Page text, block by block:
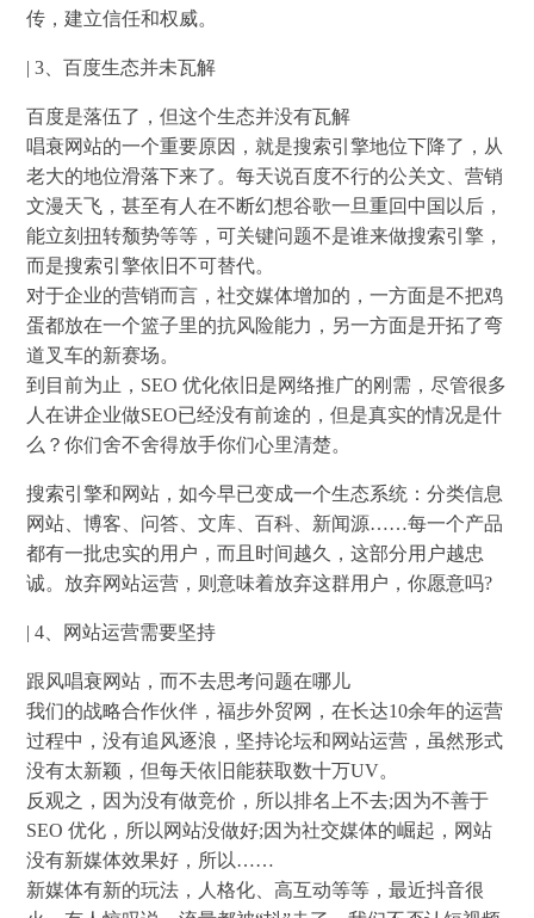
传，建立信任和权威。
| 3、百度生态并未瓦解
百度是落伍了，但这个生态并没有瓦解
唱衰网站的一个重要原因，就是搜索引擎地位下降了，从
老大的地位滑落下来了。每天说百度不行的公关文、营销
文漫天飞，甚至有人在不断幻想谷歌一旦重回中国以后，
能立刻扭转颓势等等，可关键问题不是谁来做搜索引擎，
而是搜索引擎依旧不可替代。
对于企业的营销而言，社交媒体增加的，一方面是不把鸡
蛋都放在一个篮子里的抗风险能力，另一方面是开拓了弯
道叉车的新赛场。
到目前为止，SEO 优化依旧是网络推广的刚需，尽管很多
人在讲企业做SEO已经没有前途的，但是真实的情况是什
么？你们舍不舍得放手你们心里清楚。
搜索引擎和网站，如今早已变成一个生态系统：分类信息
网站、博客、问答、文库、百科、新闻源……每一个产品
都有一批忠实的用户，而且时间越久，这部分用户越忠
诚。放弃网站运营，则意味着放弃这群用户，你愿意吗?
| 4、网站运营需要坚持
跟风唱衰网站，而不去思考问题在哪儿
我们的战略合作伙伴，福步外贸网，在长达10余年的运营
过程中，没有追风逐浪，坚持论坛和网站运营，虽然形式
没有太新颖，但每天依旧能获取数十万UV。
反观之，因为没有做竞价，所以排名上不去;因为不善于
SEO 优化，所以网站没做好;因为社交媒体的崛起，网站
没有新媒体效果好，所以……
新媒体有新的玩法，人格化、高互动等等，最近抖音很